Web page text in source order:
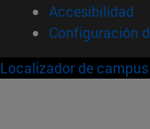
Accesibilidad
Configuración
Localizador de campus